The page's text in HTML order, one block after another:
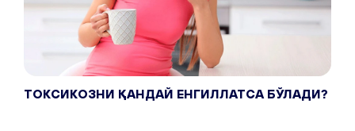
ТОКСИКОЗНИ ҚАНДАЙ ЕНГИЛЛАТСА БЎЛАДИ?